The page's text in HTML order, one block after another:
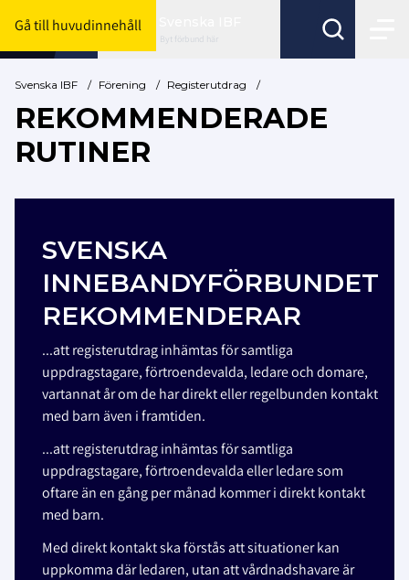
Gå till huvudinnehåll
Byt förbund här
Svenska IBF / Förening / Registerutdrag /
REKOMMENDERADE
RUTINER
SVENSKA
INNEBANDYFÖRBUNDET
REKOMMENDERAR
...att registerutdrag inhämtas för samtliga
uppdragstagare, förtroendevalda, ledare och domare,
vartannat år om de har direkt eller regelbunden kontakt
med barn även i framtiden.
...att registerutdrag inhämtas för samtliga
uppdragstagare, förtroendevalda eller ledare som
oftare än en gång per månad kommer i direkt kontakt
med barn.
Med direkt kontakt ska förstås att situationer kan
uppkomma där ledaren, utan att vårdnadshavare är